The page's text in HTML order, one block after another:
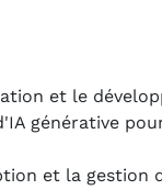
et le
générative
et la gestion